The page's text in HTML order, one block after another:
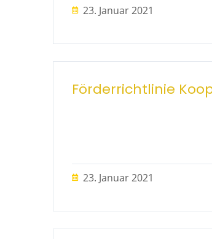
23. Januar 2021
Förderrichtlinie
23. Januar 2021